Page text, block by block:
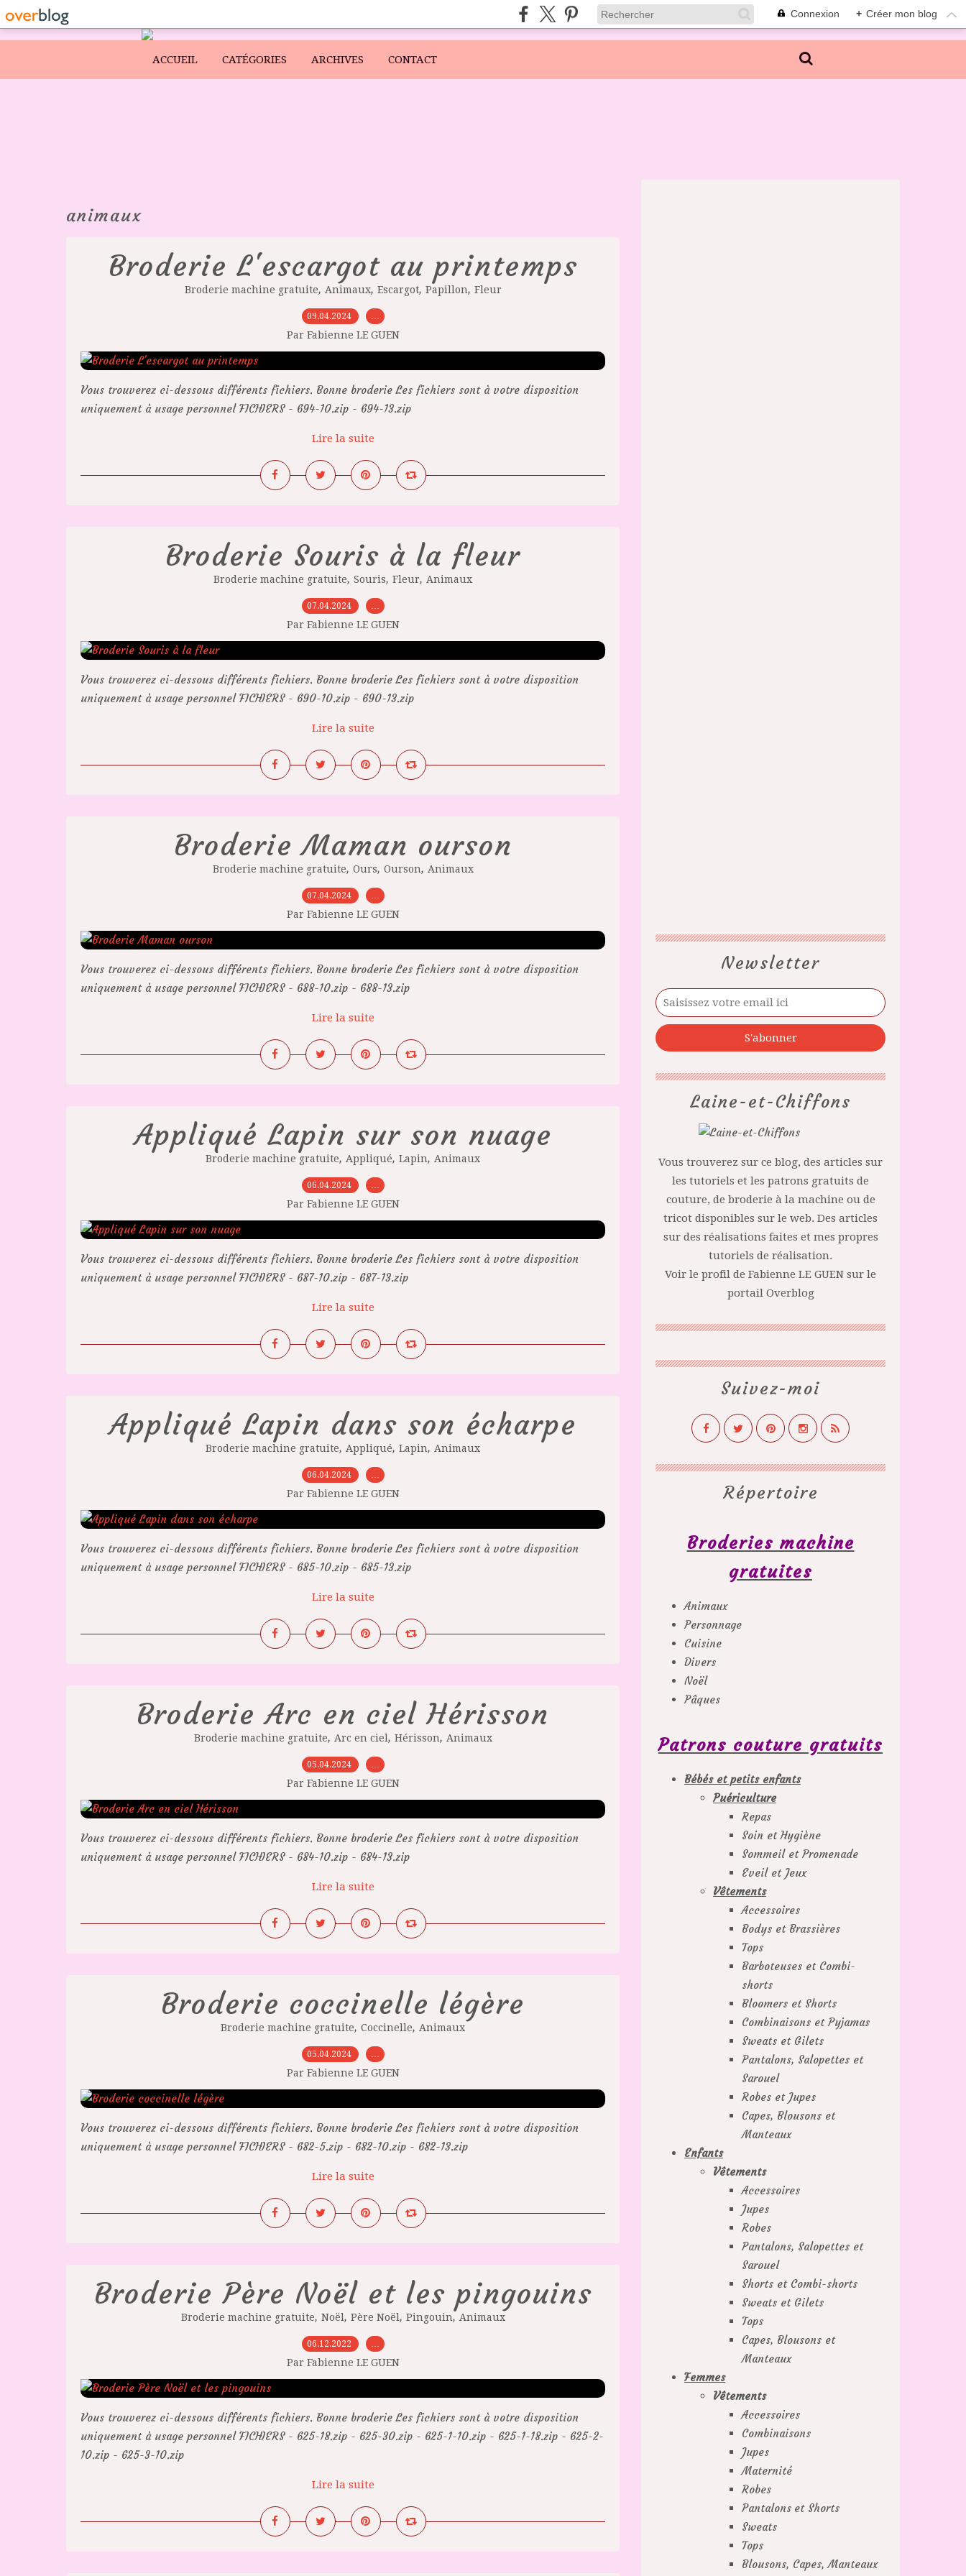
Connexion + Créer mon blog
ACCUEIL CATÉGORIES ARCHIVES CONTACT
animaux
Broderie L'escargot au printemps
Broderie machine gratuite, Animaux, Escargot, Papillon, Fleur
09.04.2024 …
Par Fabienne LE GUEN
Vous trouverez ci-dessous différents fichiers. Bonne broderie Les fichiers sont à votre disposition
uniquement à usage personnel FICHIERS - 694-10.zip - 694-13.zip
Lire la suite
Broderie Souris à la fleur
Broderie machine gratuite, Souris, Fleur, Animaux
07.04.2024 …
Par Fabienne LE GUEN
Vous trouverez ci-dessous différents fichiers. Bonne broderie Les fichiers sont à votre disposition
uniquement à usage personnel FICHIERS - 690-10.zip - 690-13.zip
Lire la suite
Broderie Maman ourson
Broderie machine gratuite, Ours, Ourson, Animaux
07.04.2024 …
Par Fabienne LE GUEN
Vous trouverez ci-dessous différents fichiers. Bonne broderie Les fichiers sont à votre disposition
uniquement à usage personnel FICHIERS - 688-10.zip - 688-13.zip
Lire la suite
Appliqué Lapin sur son nuage
Broderie machine gratuite, Appliqué, Lapin, Animaux
06.04.2024 …
Par Fabienne LE GUEN
Vous trouverez ci-dessous différents fichiers. Bonne broderie Les fichiers sont à votre disposition
uniquement à usage personnel FICHIERS - 687-10.zip - 687-13.zip
Lire la suite
Appliqué Lapin dans son écharpe
Broderie machine gratuite, Appliqué, Lapin, Animaux
06.04.2024 …
Par Fabienne LE GUEN
Vous trouverez ci-dessous différents fichiers. Bonne broderie Les fichiers sont à votre disposition
uniquement à usage personnel FICHIERS - 685-10.zip - 685-13.zip
Lire la suite
Broderie Arc en ciel Hérisson
Broderie machine gratuite, Arc en ciel, Hérisson, Animaux
05.04.2024 …
Par Fabienne LE GUEN
Vous trouverez ci-dessous différents fichiers. Bonne broderie Les fichiers sont à votre disposition
uniquement à usage personnel FICHIERS - 684-10.zip - 684-13.zip
Lire la suite
Broderie coccinelle légère
Broderie machine gratuite, Coccinelle, Animaux
05.04.2024 …
Par Fabienne LE GUEN
Vous trouverez ci-dessous différents fichiers. Bonne broderie Les fichiers sont à votre disposition
uniquement à usage personnel FICHIERS - 682-5.zip - 682-10.zip - 682-13.zip
Lire la suite
Broderie Père Noël et les pingouins
Broderie machine gratuite, Noël, Père Noël, Pingouin, Animaux
06.12.2022 …
Par Fabienne LE GUEN
Vous trouverez ci-dessous différents fichiers. Bonne broderie Les fichiers sont à votre disposition
uniquement à usage personnel FICHIERS - 625-18.zip - 625-30.zip - 625-1-10.zip - 625-1-18.zip - 625-2-
10.zip - 625-3-10.zip
Lire la suite
Newsletter
Laine-et-Chiffons
Vous trouverez sur ce blog, des articles sur
les tutoriels et les patrons gratuits de
couture, de broderie à la machine ou de
tricot disponibles sur le web. Des articles
sur des réalisations faites et mes propres
tutoriels de réalisation.
Voir le profil de Fabienne LE GUEN sur le
portail Overblog
Suivez-moi
Répertoire
Broderies machine
gratuites
Animaux
Personnage
Cuisine
Divers
Noël
Pâques
Patrons couture gratuits
Bébés et petits enfants
Puériculture
Repas
Soin et Hygiène
Sommeil et Promenade
Eveil et Jeux
Vêtements
Accessoires
Bodys et Brassières
Tops
Barboteuses et Combi-
shorts
Bloomers et Shorts
Combinaisons et Pyjamas
Sweats et Gilets
Pantalons, Salopettes et
Sarouel
Robes et Jupes
Capes, Blousons et
Manteaux
Enfants
Vêtements
Accessoires
Jupes
Robes
Pantalons, Salopettes et
Sarouel
Shorts et Combi-shorts
Sweats et Gilets
Tops
Capes, Blousons et
Manteaux
Femmes
Vêtements
Accessoires
Combinaisons
Jupes
Maternité
Robes
Pantalons et Shorts
Sweats
Tops
Blousons, Capes, Manteaux